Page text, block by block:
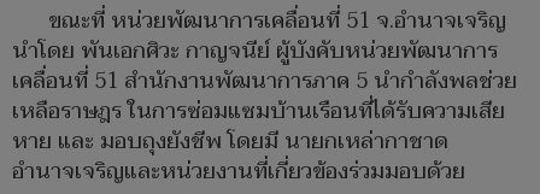
ขณะที่ หน่วยพัฒนาการเคลื่อนที่ 51 จ.อำนาจเจริญ
นำโดย พันเอกศิวะ กาญจนีย์ ผู้บังคับหน่วยพัฒนาการ
เคลื่อนที่ 51 สำนักงานพัฒนาการภาค 5 นำกำลังพลช่วย
เหลือราษฎร ในการซ่อมแซมบ้านเรือนที่ได้รับความเสีย
หาย และ มอบถุงยังชีพ โดยมี นายกเหล่ากาชาด
อำนาจเจริญและหน่วยงานที่เกี่ยวข้องร่วมมอบด้วย